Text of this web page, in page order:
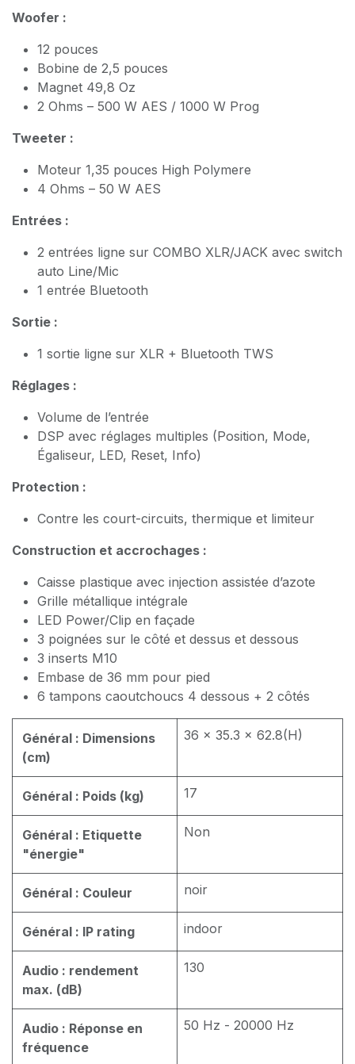
Woofer :
12 pouces
Bobine de 2,5 pouces
Magnet 49,8 Oz
2 Ohms – 500 W AES / 1000 W Prog
Tweeter :
Moteur 1,35 pouces High Polymere
4 Ohms – 50 W AES
Entrées :
2 entrées ligne sur COMBO XLR/JACK avec switch
auto Line/Mic
1 entrée Bluetooth
Sortie :
1 sortie ligne sur XLR + Bluetooth TWS
Réglages :
Volume de l’entrée
DSP avec réglages multiples (Position, Mode,
Égaliseur, LED, Reset, Info)
Protection :
Contre les court-circuits, thermique et limiteur
Construction et accrochages :
Caisse plastique avec injection assistée d’azote
Grille métallique intégrale
LED Power/Clip en façade
3 poignées sur le côté et dessus et dessous
3 inserts M10
Embase de 36 mm pour pied
6 tampons caoutchoucs 4 dessous + 2 côtés
Général : Dimensions
(cm)
36 x 35.3 x 62.8(H)
Général : Poids (kg) 17
Général : Etiquette
"énergie"
Non
Général : Couleur noir
Général : IP rating indoor
Audio : rendement
max. (dB)
130
Audio : Réponse en
fréquence
50 Hz - 20000 Hz